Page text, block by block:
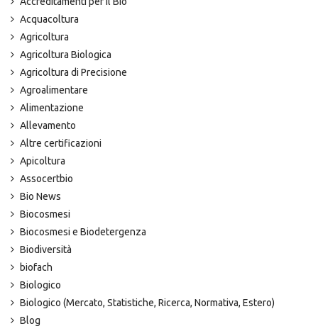
Acquacoltura
Agricoltura
Agricoltura Biologica
Agricoltura di Precisione
Agroalimentare
Alimentazione
Allevamento
Altre certificazioni
Apicoltura
Assocertbio
Bio News
Biocosmesi
Biocosmesi e Biodetergenza
Biodiversità
biofach
Biologico
Biologico (Mercato, Statistiche, Ricerca, Normativa, Estero)
Blog